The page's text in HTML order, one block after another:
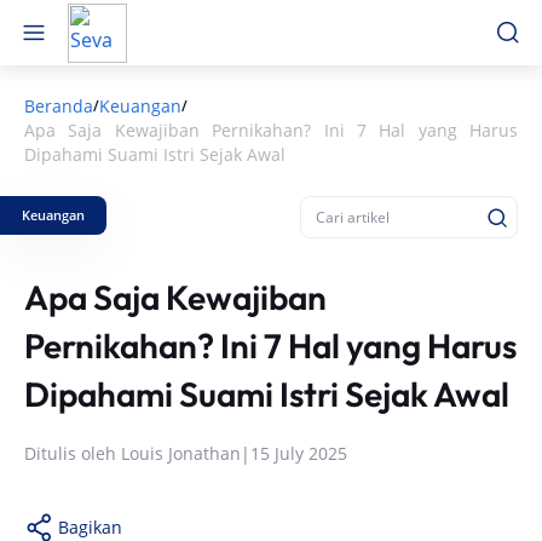
Beranda/Keuangan/
Apa Saja Kewajiban Pernikahan? Ini 7 Hal yang Harus
Dipahami Suami Istri Sejak Awal
Keuangan
Apa Saja Kewajiban
Pernikahan? Ini 7 Hal yang Harus
Dipahami Suami Istri Sejak Awal
Ditulis oleh Louis Jonathan | 15 July 2025
Bagikan